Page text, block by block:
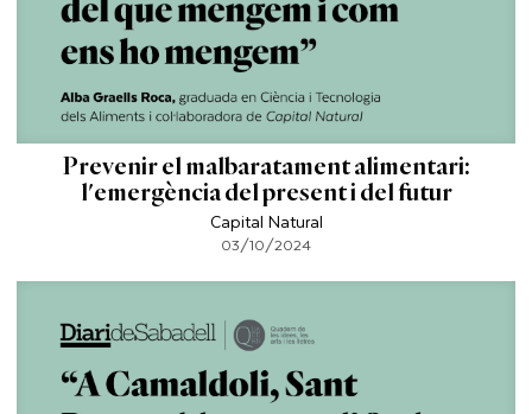
Prevenir el malbaratament alimentari:
l'emergència del present i del futur
Capital Natural
03/10/2024